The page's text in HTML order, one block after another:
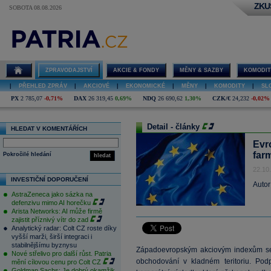
SOBOTA 08.08.2026
ZPRAVODAJSTVÍ AKCIE & FONDY MĚNY & SAZBY
PŘEHLED ZPRÁV AKCIOVÉ EKONOMICKÉ MĚNY KOMODITY
PX 2 785,07 -0,71% DAX 26 319,45 0,69% NDQ 26 690,62 1,30% CZK/€ 24,232 -0,02%
HLEDAT V KOMENTÁŘÍCH
hledat
Pokročilé hledání
INVESTIČNÍ DOPORUČENÍ
AstraZeneca jako sázka na
defenzivu mimo AI horečku
Arista Networks: AI může firmě
zajistit příznivý vítr do zad
Analytický radar: Colt CZ roste díky
vyšší marži, širší integraci i
stabilnějšímu byznysu
Nové střelivo pro další růst. Patria
mění cílovou cenu pro Colt CZ
Detail - články
Západoevropským akciovým indexům
obchodování v kladném teritoriu.